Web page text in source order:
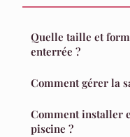
Quelle taille et
enterrée ?
Comment gérer la
Comment installer
piscine ?